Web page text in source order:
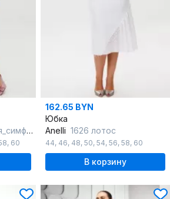
, 60
162.65 BYN
Юбка
Anelli 1626 лотос
44, 46, 48, 50, 54, 56, 58, 60
В корзину